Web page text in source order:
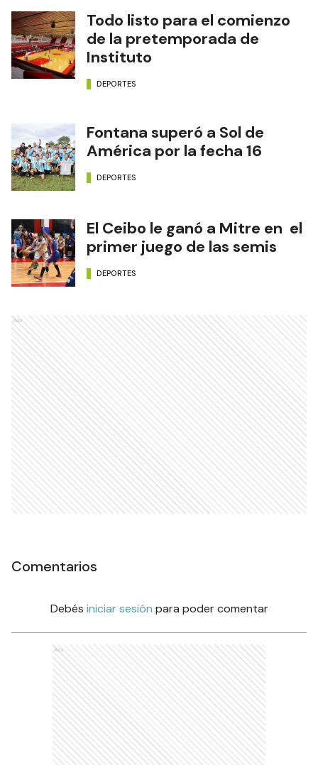
Todo listo para el comienzo
de la pretemporada de
Instituto
DEPORTES
Fontana superó a Sol de
América por la fecha 16
DEPORTES
El Ceibo le ganó a Mitre en el
primer juego de las semis
DEPORTES
Ads
Comentarios
Debés iniciar sesión para poder comentar
Ads